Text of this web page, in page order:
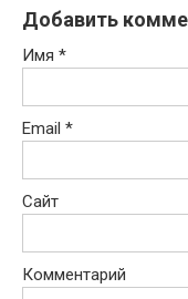
Добавить
Имя *
Email *
Сайт
Комментарий